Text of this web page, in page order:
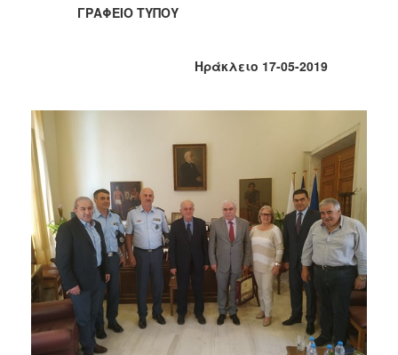
2017
2006
ΔΗΜΟΤΗΣ
ΕΠΙΣΚΕΠΤΗΣ
ΓΡΑΦΕΙΟ ΤΥΠΟΥ
Ηράκλειο 17-05-2019